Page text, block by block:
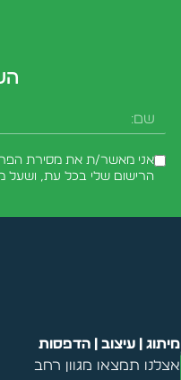
שם
אני מאשר/ת את מסירת
הרישום שלי בכל עת, ושעל
מיתוג | עיצוב | הדפסות
אצלנו תמצאו מגוון רחב